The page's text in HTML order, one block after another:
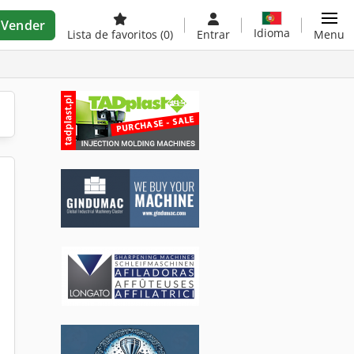
Vender
Lista de favoritos (0) Entrar Idioma Menu